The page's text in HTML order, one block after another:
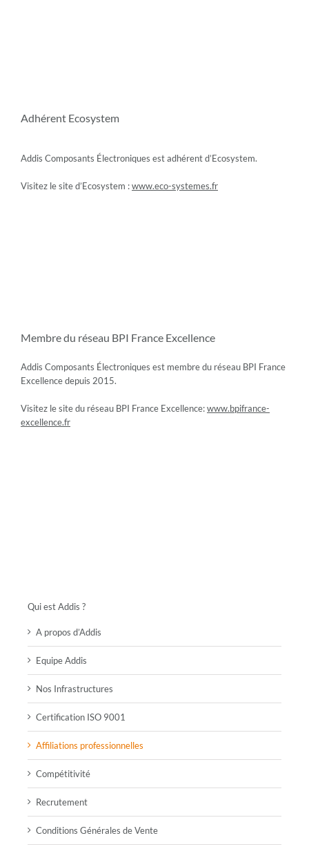
Adhérent Ecosystem
Addis Composants Électroniques est adhérent d’Ecosystem.
Visitez le site d’Ecosystem :www.eco-systemes.fr
Membre du réseau BPI France Excellence
Addis Composants Électroniques est membre du réseau BPI France
Excellence depuis 2015.
Visitez le site du réseau BPI France Excellence:www.bpifrance-
excellence.fr
Qui est Addis ?
A propos d’Addis
Equipe Addis
Nos Infrastructures
Certification ISO 9001
Affiliations professionnelles
Compétitivité
Recrutement
Conditions Générales de Vente